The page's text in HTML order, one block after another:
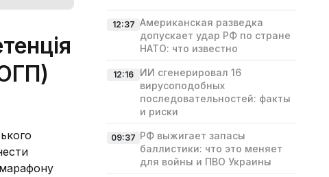
12:37 Американская разведка
допускает удар РФ по стране
НАТО: что известно
12:16
ИИ сгенерировал 16
вирусоподобных
последовательностей: факты
и риски
09:37 РФ выжигает запасы
баллистики: что это меняет
для войны и ПВО Украины